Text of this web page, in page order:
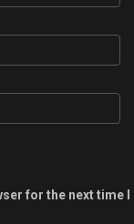
for the next time I